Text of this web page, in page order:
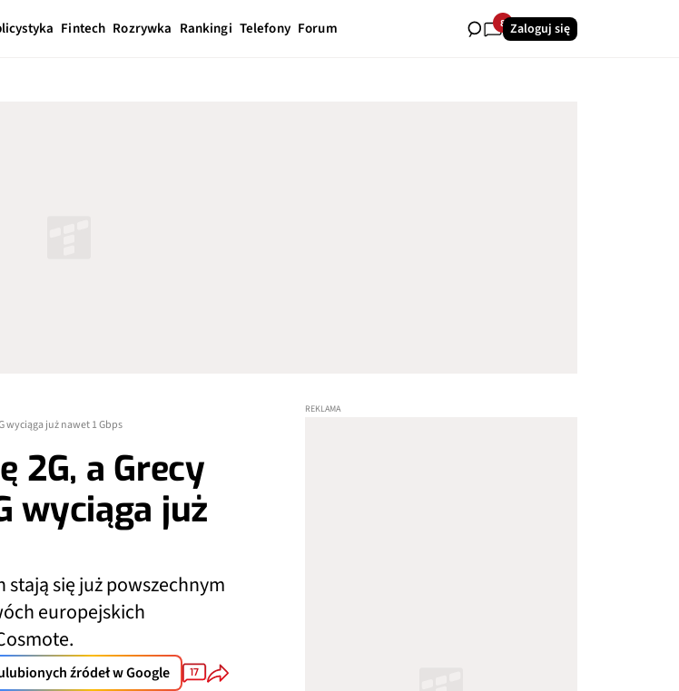
Fintech Rozrywka Rankingi Telefony Forum 8 Zaloguj się
wyciąga już nawet 1 Gbps
2G, a Grecy
wyciąga już
się już powszechnym
europejskich
źródeł w Google 17